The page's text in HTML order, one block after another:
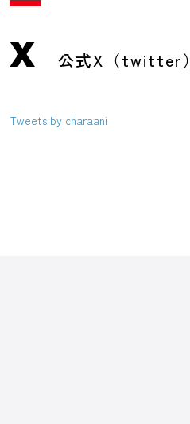
X 公式X（twitter）
Tweets by charaani